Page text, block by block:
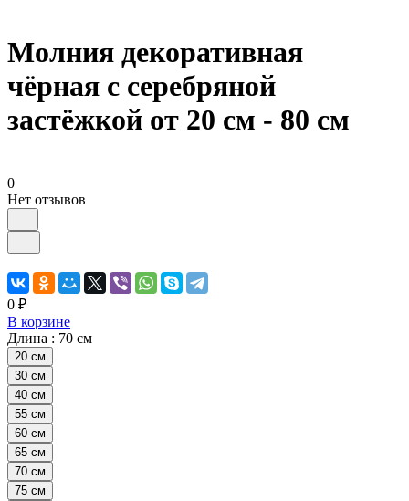
Молния декоративная
чёрная с серебряной
застёжкой от 20 см - 80 см
0
Нет отзывов
0 ₽
В корзине
Длина : 70 см
20 см
30 см
40 см
55 см
60 см
65 см
70 см
75 см